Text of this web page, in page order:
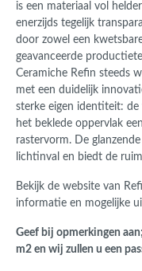
is een materiaal vol
enerzijds tegelijk
door zowel een
geavanceerde
Ceramiche Refin steeds
met een duidelijk
sterke eigen identiteit: de
het beklede oppervlak
rastervorm. De
lichtinval en biedt de
Bekijk de website van
informatie en mogelijke
Geef bij opmerkingen
m2 en wij zullen u een